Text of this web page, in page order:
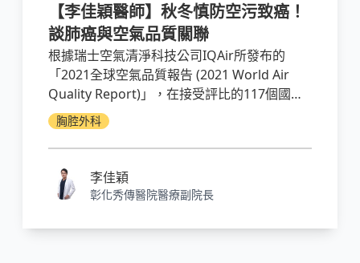
【李佳穎醫師】秋冬慎防空污致癌！
談肺癌與空氣品質關聯
根據瑞士空氣清淨科技公司IQAir所發布的
「2021全球空氣品質報告 (2021 World Air
Quality Report)」，在接受評比的117個國家
之中，台灣排在第57位，在亞洲落後於第26位
的日本、第44位的新加坡及第55位的香港。在
首都(共107個)的評比中，台北排在第38位，在
亞洲落後於第21位的日本。台灣的空污在不同
季節、不同時間會有程度上的差異。
胸腔外科
李佳穎
彰化秀傳醫院醫療副院長